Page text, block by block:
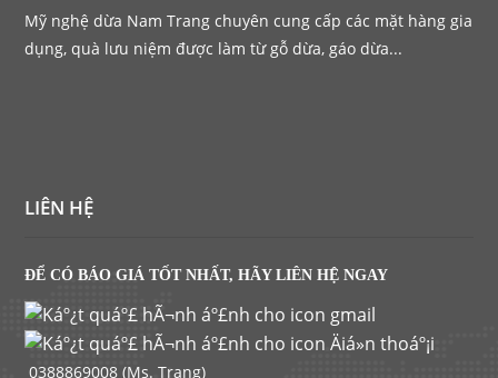
Mỹ nghệ dừa Nam Trang chuyên cung cấp các mặt hàng gia
dụng, quà lưu niệm được làm từ gỗ dừa, gáo dừa...
LIÊN HỆ
ĐỂ CÓ BÁO GIÁ TỐT NHẤT, HÃY LIÊN HỆ NGAY
0388869008 (Ms. Trang)